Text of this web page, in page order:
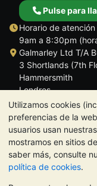
Utilizamos cookies
preferencias de la
usuarios usan
mostramos en sitios
saber más, consulte
política de cookies.
Pulse para
Horario de
9am a 8:30pm
Galmarley Ltd T/A
3 Shortlands (7th
Hammersmith
Londres
W6 8DA
Reino Unido